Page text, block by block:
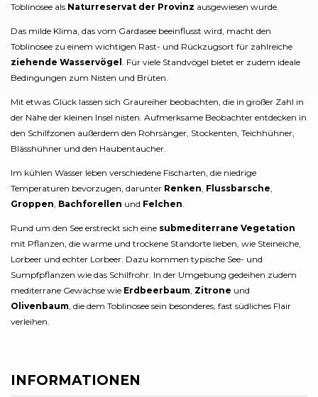
Toblinosee als Naturreservat der Provinz ausgewiesen wurde.
Das milde Klima, das vom Gardasee beeinflusst wird, macht den
Toblinosee zu einem wichtigen Rast- und Rückzugsort für zahlreiche
ziehende Wasservögel
. Für viele Standvögel bietet er zudem ideale
Bedingungen zum Nisten und Brüten.
Mit etwas Glück lassen sich Graureiher beobachten, die in großer Zahl in
der Nähe der kleinen Insel nisten. Aufmerksame Beobachter entdecken in
den Schilfzonen außerdem den Rohrsänger, Stockenten, Teichhühner,
Blässhühner und den Haubentaucher.
Im kühlen Wasser leben verschiedene Fischarten, die niedrige
Temperaturen bevorzugen, darunter Renken Flussbarsche
Groppen Bachforellen und Felchen
Rund um den See erstreckt sich eine submediterrane Vegetation
mit Pflanzen, die warme und trockene Standorte lieben, wie Steineiche,
Lorbeer und echter Lorbeer. Dazu kommen typische See- und
Sumpfpflanzen wie das Schilfrohr. In der Umgebung gedeihen zudem
mediterrane Gewächse wie Erdbeerbaum Zitrone und
Olivenbaum , die dem Toblinosee sein besonderes, fast südliches Flair
verleihen.
INFORMATIONEN